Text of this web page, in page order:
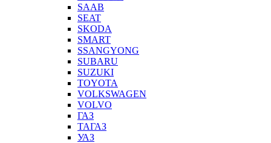
SAAB
SEAT
SKODA
SMART
SSANGYONG
SUBARU
SUZUKI
TOYOTA
VOLKSWAGEN
VOLVO
ГАЗ
ТАГАЗ
УАЗ